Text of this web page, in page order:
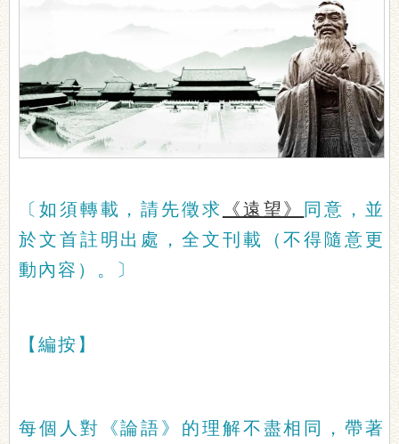
〔如須轉載，請先徵求 《遠望》
同意，並
於文首註明出處，全文刊載（不得隨意更
動內容）。〕
【編按】
每個人對《論語》的理解不盡相同，帶著